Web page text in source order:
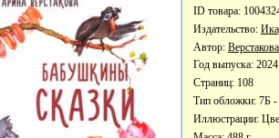
ID товара:
Издательство:
Автор:
Год выпуска: 2024
Страниц: 108
Тип обложки: 7Б -
Иллюстрации: